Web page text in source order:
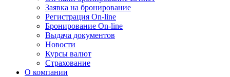
Заявка на бронирование
Регистрация On-line
Бронирование On-line
Выдача документов
Новости
Курсы валют
Страхование
О компании